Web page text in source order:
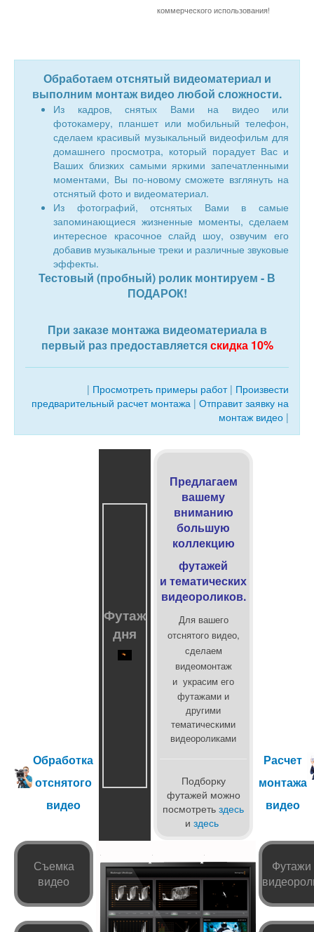
коммерческого использования!
Обработаем отснятый видеоматериал и
выполним монтаж видео любой сложности.
Из кадров, снятых Вами на видео или
фотокамеру, планшет или мобильный телефон,
сделаем красивый музыкальный видеофильм для
домашнего просмотра, который порадует Вас и
Ваших близких самыми яркими запечатленными
моментами, Вы по-новому сможете взглянуть на
отснятый фото и видеоматериал.
Из фотографий, отснятых Вами в самые
запоминающиеся жизненные моменты, сделаем
интересное красочное слайд шоу, озвучим его
добавив музыкальные треки и различные звуковые
эффекты.
Тестовый (пробный) ролик монтируем - В
ПОДАРОК!
При заказе монтажа видеоматериала в
первый раз предоставляетсяскидка 10%
| Просмотреть примеры работ| Произвести
предварительный расчет монтажа | Отправит заявку на
монтаж видео |
Обработка
отснятого
видео
Предлагаем
вашему
вниманию
большую
коллекцию
футажей
и тематических
видеороликов.
Для вашего
отснятого видео,
сделаем
видеомонтаж
и украсим его
футажами и
другими
тематическими
видеороликами
Подборку
футажей можно
посмотреть здесь
и здесь
Футаж
дня
Расчет
монтажа
видео
Съемка
видео
* *
Футажи